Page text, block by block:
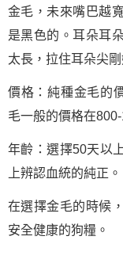
金毛，未來嘴巴越
是黑色的。耳朵耳
太長，拉住耳朵尖
價格：純種金毛的
毛一般的價格在800-
年齡：選擇50天以
上辨認血統的純正。
在選擇金毛的時候
安全健康的狗糧。